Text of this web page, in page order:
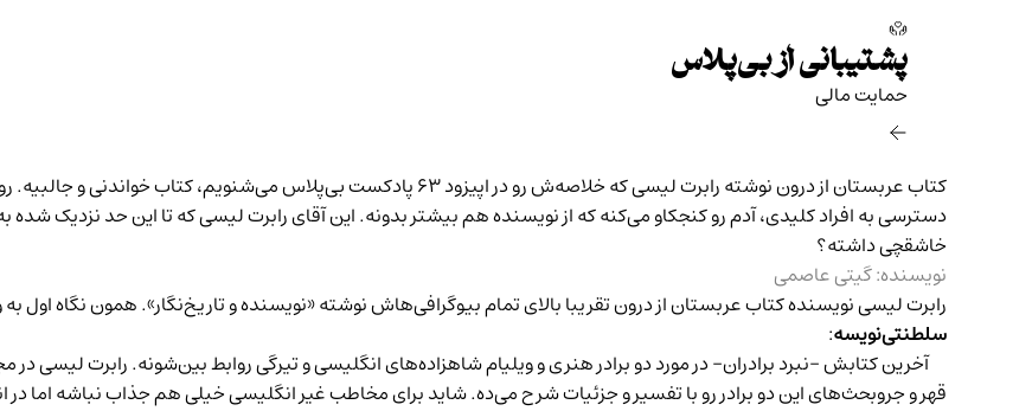
پشتیبانی از بی‌پلاس
حمایت مالی‌
کتاب عربستان از دروننوشته رابرت لیسی که خلاصه‌ش رو دراپیزود ۶۳ پادکست بی‌پلاس
می‌شنویم، کتاب خواندنی و جالبیه.
دسترسی به افراد کلیدی، آدم رو کنجکاو می‌کنه که از نویسنده هم بیشتر بدونه. این آقای رابرت لیسی که تا این حد نزدیک
خاشقچی داشته؟
نویسنده: گیتی عاصمی
رابرت لیسی نویسندهکتاب عربستان از درونتقریبا بالای تمام بیوگرافی‌هاش نوشته «نویسنده و تاریخ‌نگار». همون نگاه
سلطنتی‌نویسه:
آخرین کتابش -نبرد برادران- در مورد دو برادر هنری و ویلیام شاهزاده‌های انگلیسی و تیرگی روابط بین‌شونه. رابرت
قهر و جروبحث‌های این دو برادر رو با تفسیر و جزئیات شرح می‌ده. شاید برای مخاطب غیر انگلیسی خیلی هم جذاب نباشه اما در